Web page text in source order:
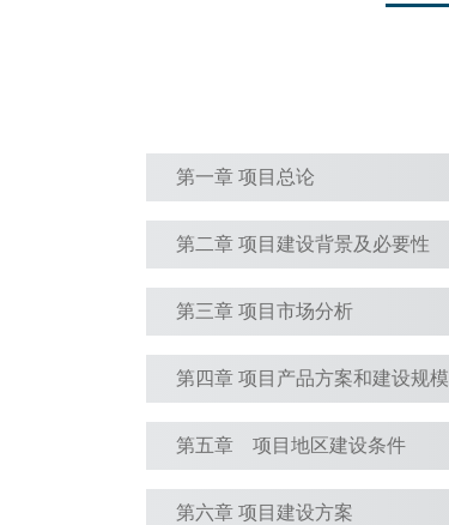
第一章 项目总论
第二章 项目建设背景及必要性
第三章 项目市场分析
第四章 项目产品方案和建设规模
第五章 项目地区建设条件
第六章 项目建设方案